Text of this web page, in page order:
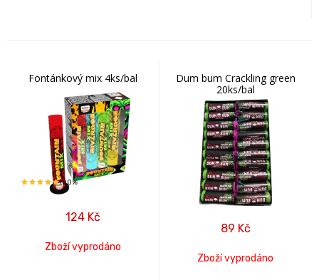
Fontánkový mix 4ks/bal
100%
124 Kč
Zboží vyprodáno
Dum bum Crackling green
20ks/bal
89 Kč
Zboží vyprodáno